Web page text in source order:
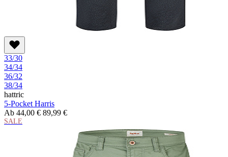
33/30
34/34
36/32
38/34
hattric
5-Pocket Harris
Ab 44,00 € 89,99 €
SALE